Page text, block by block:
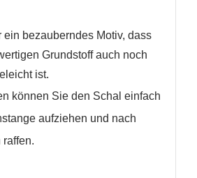
ein bezauberndes Motiv, dass
Grundstoff auch noch
ist.
können Sie den Schal einfach
aufziehen und nach
raffen.
ERSTELLEN